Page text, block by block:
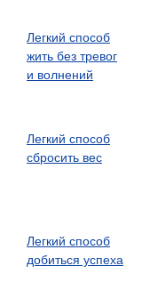
Легкий способ
жить без тревог
и волнений
Легкий способ
сбросить вес
Легкий способ
добиться успеха